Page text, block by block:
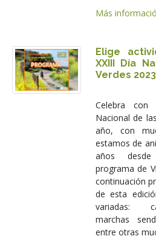
Más
Elige
XXIII Día
Verdes
Celebra
Nacional de
año, con
estamos de
años
programa de
continuación
de esta
variadas:
marchas
entre otras